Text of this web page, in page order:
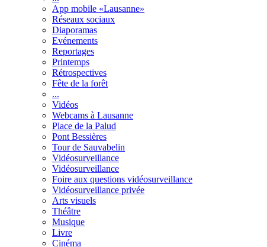
App mobile «Lausanne»
Réseaux sociaux
Diaporamas
Evénements
Reportages
Printemps
Rétrospectives
Fête de la forêt
...
Vidéos
Webcams à Lausanne
Place de la Palud
Pont Bessières
Tour de Sauvabelin
Vidéosurveillance
Vidéosurveillance
Foire aux questions vidéosurveillance
Vidéosurveillance privée
Arts visuels
Théâtre
Musique
Livre
Cinéma